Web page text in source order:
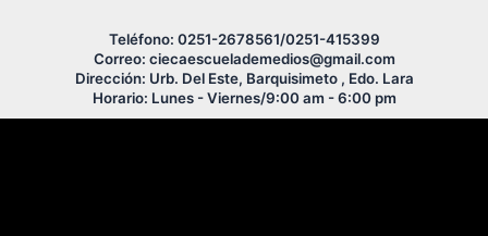
Teléfono: 0251-2678561/0251-415399
Correo: ciecaescuelademedios@gmail.com
Dirección: Urb. Del Este, Barquisimeto , Edo. Lara
Horario: Lunes - Viernes/9:00 am - 6:00 pm